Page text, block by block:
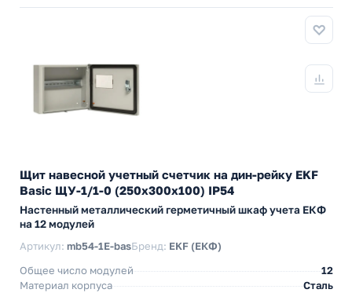
Щит навесной учетный счетчик на дин-рейку EKF
Basic ЩУ-1/1-0 (250х300х100) IP54
Настенный металлический герметичный шкаф учета ЕКФ
на 12 модулей
Артикул: mb54-1E-basБренд: EKF (ЕКФ)
Общее число модулей
12
Материал корпуса
Сталь